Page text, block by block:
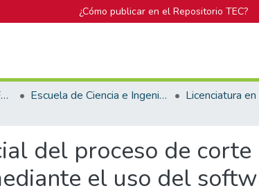
¿Cómo publicar en el Repositorio TEC?
Biblioteca José Figueres Ferrer Escuela de Ciencia e Ingeniería de los Materiales
del proceso de
el uso del